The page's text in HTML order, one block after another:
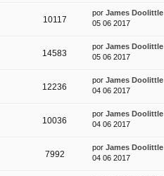
10117
por James Doolittle
05 06 2017
14583
por James Doolittle
05 06 2017
12236
por James Doolittle
04 06 2017
10036
por James Doolittle
04 06 2017
7992
por James Doolittle
04 06 2017